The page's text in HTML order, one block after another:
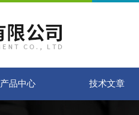
产品中心 技术文章